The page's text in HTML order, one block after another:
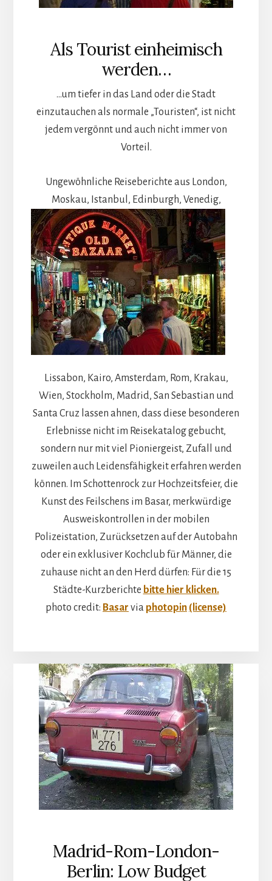
Als Tourist einheimisch
werden…
…um tiefer in das Land oder die Stadt
einzutauchen als normale „Touristen“, ist nicht
jedem vergönnt und auch nicht immer von
Vorteil.
Ungewöhnliche Reiseberichte aus London,
Moskau, Istanbul, Edinburgh, Venedig,
Lissabon, Kairo, Amsterdam, Rom, Krakau,
Wien, Stockholm, Madrid, San Sebastian und
Santa Cruz lassen ahnen, dass diese besonderen
Erlebnisse nicht im Reisekatalog gebucht,
sondern nur mit viel Pioniergeist, Zufall und
zuweilen auch Leidensfähigkeit erfahren werden
können. Im Schottenrock zur Hochzeitsfeier, die
Kunst des Feilschens im Basar, merkwürdige
Ausweiskontrollen in der mobilen
Polizeistation, Zurücksetzen auf der Autobahn
oder ein exklusiver Kochclub für Männer, die
zuhause nicht an den Herd dürfen: Für die 15
Städte-Kurzberichte bitte hier klicken.
photo credit: Basar via photopin (license)
Madrid-Rom-London-
Berlin: Low Budget